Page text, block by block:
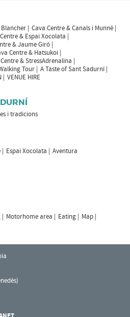
Blancher
Cava Centre & Canals i Munné
& Espai Xocolata
& Jaume Giró
Centre & Hatsukoi
& StressAdrenalina
Tour
A Taste of Sant Sadurní
VENUE HIRE
i tradicions
Espai Xocolata Aventura
Motorhome area Eating
Map